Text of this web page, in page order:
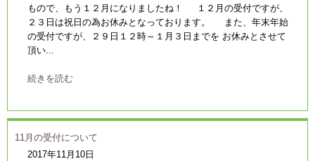
もので、もう１２月になりましたね！ １２月の受付ですが、
２３日は祝日の為お休みとなっております。 また、年末年始
の受付ですが、２９日１２時～１月３日までを お休みとさせて
頂い...
続きを読む
11月の受付について
2017年11月10日